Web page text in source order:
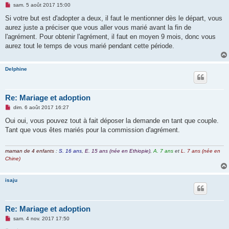
M
s
a
g
e
n
u
sam. 5 août 2017 15:00
Si votre but est d'adopter a deux, il faut le mentionner dès le départ, vous
aurez juste a préciser que vous aller vous marié avant la fin de
l'agrément. Pour obtenir l'agrément, il faut en moyen 9 mois, donc vous
aurez tout le temps de vous marié pendant cette période.
Delphine
Re: Mariage et adoption
M
s
a
n
o
n
u
dim. 6 août 2017 16:27
Oui oui, vous pouvez tout à fait déposer la demande en tant que couple.
Tant que vous êtes mariés pour la commission d'agrément.
maman de 4 enfants : S. 16 ans E. 15 ans (née en Ethiopie) A. 7 ans et L. 7 ans (née en
Chine)
isaju
Re: Mariage et adoption
Msam. 4 nov. 2017 17:50